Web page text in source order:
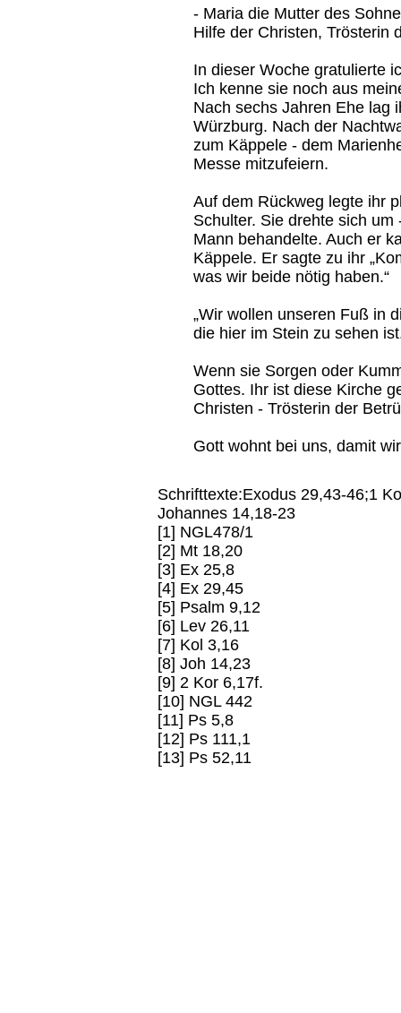
- Maria die Mutter des
Hilfe der Christen, Trösterin
In dieser Woche gratulierte
Ich kenne sie noch aus
Nach sechs Jahren Ehe lag
Würzburg. Nach der
zum Käppele - dem
Messe mitzufeiern.
Auf dem Rückweg legte ihr
Schulter. Sie drehte sich
Mann behandelte. Auch er
Käppele. Er sagte zu ihr
was wir beide nötig haben.“
„Wir wollen unseren Fuß in
die hier im Stein zu sehen
Wenn sie Sorgen oder
Gottes. Ihr ist diese Kirche
Christen - Trösterin der
Gott wohnt bei uns, damit
Schrifttexte:Exodus 29,43-46;1
Johannes 14,18-23
[1] NGL478/1
[2] Mt 18,20
[3] Ex 25,8
[4] Ex 29,45
[5] Psalm 9,12
[6] Lev 26,11
[7] Kol 3,16
[8] Joh 14,23
[9] 2 Kor 6,17f.
[10] NGL 442
[11] Ps 5,8
[12] Ps 111,1
[13] Ps 52,11